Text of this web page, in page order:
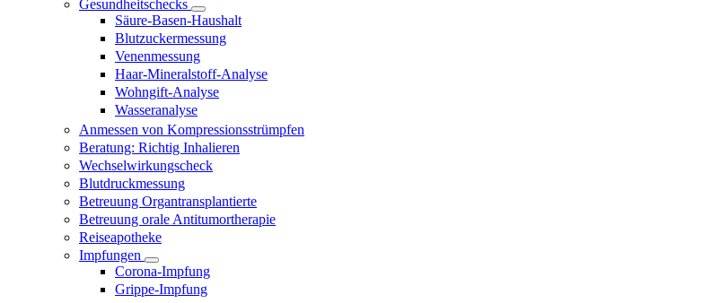
Gesundheitschecks
Säure-Basen-Haushalt
Blutzuckermessung
Venenmessung
Haar-Mineralstoff-Analyse
Wohngift-Analyse
Wasseranalyse
Anmessen von Kompressionsstrümpfen
Beratung: Richtig Inhalieren
Wechselwirkungscheck
Blutdruckmessung
Betreuung Organtransplantierte
Betreuung orale Antitumortherapie
Reiseapotheke
Impfungen
Corona-Impfung
Grippe-Impfung